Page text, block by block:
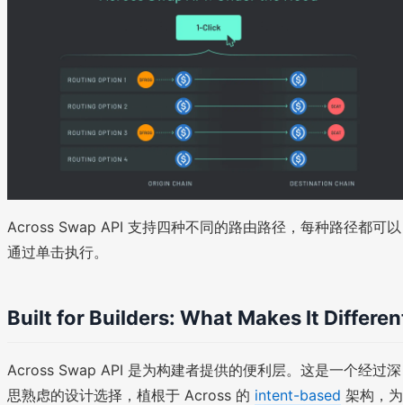
Across Swap API 支持四种不同的路由路径，每种路径都可以
通过单击执行。
Built for Builders: What Makes It
Across Swap API 是为构建者提供的便利层。这是一个经过深
思熟虑的设计选择，植根于 Across 的 intent-based 架构，为